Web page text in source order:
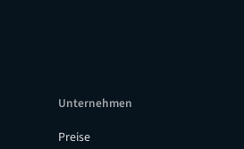
Unternehmen
Preise